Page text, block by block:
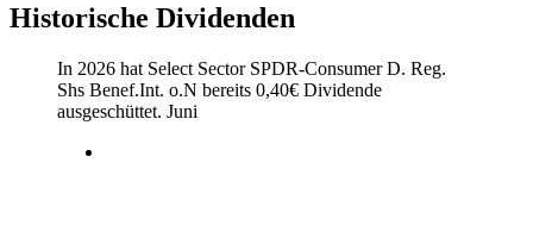
Historische Dividenden
In 2026 hat Select Sector SPDR-Consumer D. Reg.
Shs Benef.Int. o.N bereits 0,40€ Dividende
ausgeschüttet. Juni